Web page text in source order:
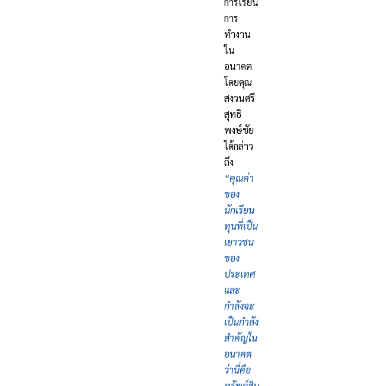
การ
ทำงาน
ใน
อนาคต
โดยคุณ
สงวนศรี
สุทธิ
พงษ์ชัย
ได้กล่าว
ถึง
“คุณค่า
ของ
นักเรียน
ทุนที่เป็น
เยาวชน
ของ
ประเทศ
และ
กำลังจะ
เป็นกำลัง
สำคัญใน
อนาคต
ว่านี่คือ